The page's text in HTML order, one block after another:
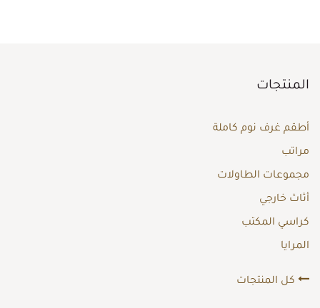
المنتجات
أطقم غرف نوم كاملة
مراتب
مجموعات الطاولات
أثاث خارجي
كراسي المكتب
المرايا
كل المنتجات